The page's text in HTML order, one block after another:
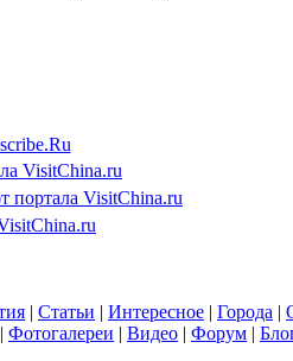
VisitChina.ru
портала VisitChina.ru
| Статьи | Интересное | Города |
| Фотогалереи | Видео | Форум |